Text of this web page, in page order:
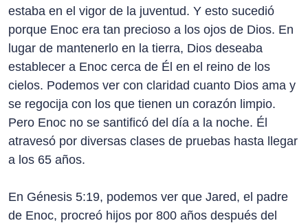
estaba en el vigor de la juventud. Y esto sucedió
porque Enoc era tan precioso a los ojos de Dios. En
lugar de mantenerlo en la tierra, Dios deseaba
establecer a Enoc cerca de Él en el reino de los
cielos. Podemos ver con claridad cuanto Dios ama y
se regocija con los que tienen un corazón limpio.
Pero Enoc no se santificó del día a la noche. Él
atravesó por diversas clases de pruebas hasta llegar
a los 65 años.
En Génesis 5:19, podemos ver que Jared, el padre
de Enoc, procreó hijos por 800 años después del